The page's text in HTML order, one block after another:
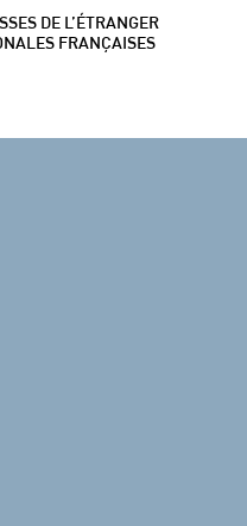
DE L’ÉTRANGER
FRANÇAISES